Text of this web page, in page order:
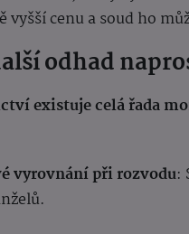
vyšší cenu a soud ho
odhad
existuje celá řada
vyrovnání při rozvodu: